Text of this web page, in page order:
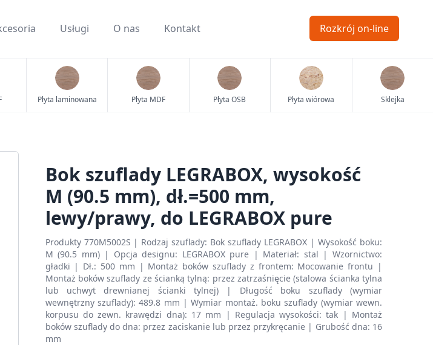
Usługi O nas Kontakt Rozkrój on-line
Płyta laminowana Płyta MDF Płyta OSB Płyta wiórowa Sklejka
Bok szuflady LEGRABOX, wysokość
M (90.5 mm), dł.=500 mm,
lewy/prawy, do LEGRABOX pure
Produkty 770M5002S | Rodzaj szuflady: Bok szuflady LEGRABOX | Wysokość boku:
M (90.5 mm) | Opcja designu: LEGRABOX pure | Materiał: stal | Wzornictwo:
gładki | Dł.: 500 mm | Montaż boków szuflady z frontem: Mocowanie frontu |
Montaż boków szuflady ze ścianką tylną: przez zatrzaśnięcie (stalowa ścianka tylna
lub uchwyt drewnianej ścianki tylnej) | Długość boku szuflady (wymiar
wewnętrzny szuflady): 489.8 mm | Wymiar montaż. boku szuflady (wymiar wewn.
korpusu do zewn. krawędzi dna): 17 mm | Regulacja wysokości: tak | Montaż
boków szuflady do dna: przez zaciskanie lub przez przykręcanie | Grubość dna: 16
mm